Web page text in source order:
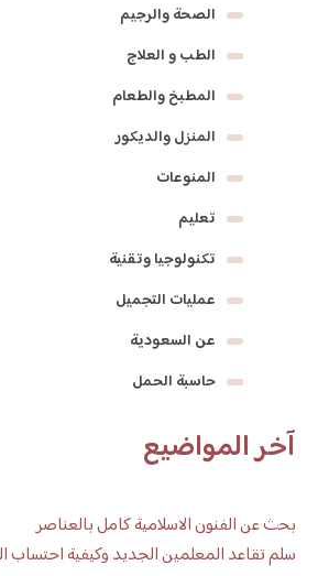
الصحة والرجيم
الطب و العلاج
المطبخ والطعام
المنزل والديكور
المنوعات
تعليم
تكنولوجيا وتقنية
عمليات التجميل
عن السعودية
حاسبة الحمل
آخر المواضيع
بحث عن الفنون الاسلامية كامل بالعناصر
سلم تقاعد المعلمين الجديد وكيفية احتساب